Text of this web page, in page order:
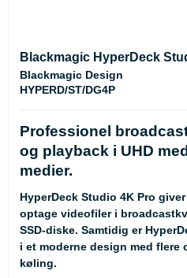
Blackmagic HyperDeck
Blackmagic Design
HYPERD/ST/DG4P
Professionel
og playback i UHD
medier.
HyperDeck Studio 4K Pro
optage videofiler i
SSD-diske. Samtidig er
i et moderne design med flere
køling.